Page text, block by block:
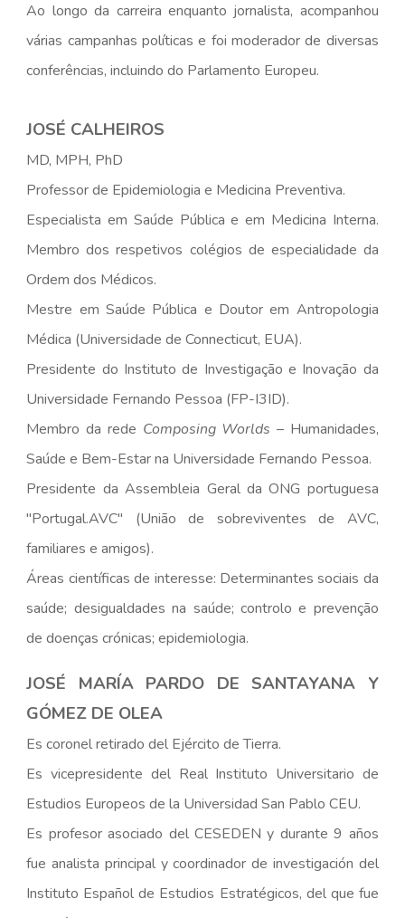
Ao longo da carreira enquanto jornalista, acompanhou
várias campanhas políticas e foi moderador de diversas
conferências, incluindo do Parlamento Europeu.
JOSÉ CALHEIROS
MD, MPH, PhD
Professor de Epidemiologia e Medicina Preventiva.
Especialista em Saúde Pública e em Medicina Interna.
Membro dos respetivos colégios de especialidade da
Ordem dos Médicos.
Mestre em Saúde Pública e Doutor em Antropologia
Médica (Universidade de Connecticut, EUA).
Presidente do Instituto de Investigação e Inovação da
Universidade Fernando Pessoa (FP-I3ID).
Membro da rede Composing Worlds – Humanidades,
Saúde e Bem-Estar na Universidade Fernando Pessoa.
Presidente da Assembleia Geral da ONG portuguesa
"Portugal.AVC" (União de sobreviventes de AVC,
familiares e amigos).
Áreas científicas de interesse: Determinantes sociais da
saúde; desigualdades na saúde; controlo e prevenção
de doenças crónicas; epidemiologia.
JOSÉ MARÍA PARDO DE SANTAYANA Y
GÓMEZ DE OLEA
Es coronel retirado del Ejército de Tierra.
Es vicepresidente del Real Instituto Universitario de
Estudios Europeos de la Universidad San Pablo CEU.
Es profesor asociado del CESEDEN y durante 9 años
fue analista principal y coordinador de investigación del
Instituto Español de Estudios Estratégicos, del que fue